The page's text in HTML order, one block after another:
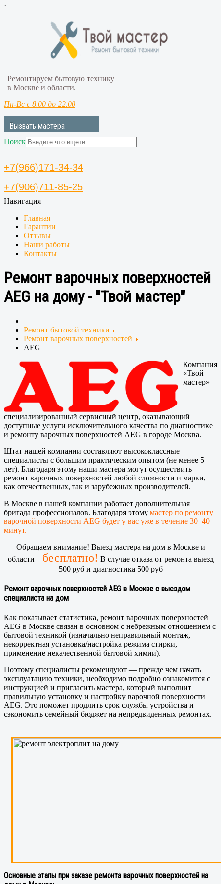
`
Ремонтируем бытовую технику
в Москве и области.
Пн-Вс с 8.00 до 22.00
Вызвать мастера
Поиск
+7(966)171-34-34
+7(906)711-85-25
Навигация
Главная
Гарантии
Отзывы
Наши работы
Контакты
Ремонт варочных поверхностей
AEG на дому - "Твой мастер"
Ремонт бытовой техники
Ремонт варочных поверхностей
AEG
Компания
«Твой
мастер»
—
специализированный сервисный центр, оказывающий
доступные услуги исключительного качества по диагностике
и ремонту варочных поверхностей AEG в городе Москва.
Штат нашей компании составляют высококлассные
специалисты с большим практическим опытом (не менее 5
лет). Благодаря этому наши мастера могут осуществить
ремонт варочных поверхностей любой сложности и марки,
как отечественных, так и зарубежных производителей.
В Москве в нашей компании работает дополнительная
бригада профессионалов. Благодаря этому мастер по ремонту
варочной поверхности AEG будет у вас уже в течение 30–40
минут.
Обращаем внимание! Выезд мастера на дом в Москве и
области – бесплатно! В случае отказа от ремонта выезд
500 руб и диагностика 500 руб
Ремонт варочных поверхностей AEG в Москве с выездом
специалиста на дом
Как показывает статистика, ремонт варочных поверхностей
AEG в Москве связан в основном с небрежным отношением с
бытовой техникой (изначально неправильный монтаж,
некорректная установка/настройка режима стирки,
применение некачественной бытовой химии).
Поэтому специалисты рекомендуют — прежде чем начать
эксплуатацию техники, необходимо подробно ознакомится с
инструкцией и пригласить мастера, который выполнит
правильную установку и настройку варочной поверхности
AEG. Это поможет продлить срок службы устройства и
сэкономить семейный бюджет на непредвиденных ремонтах.
Основные этапы при заказе ремонта варочных поверхностей на